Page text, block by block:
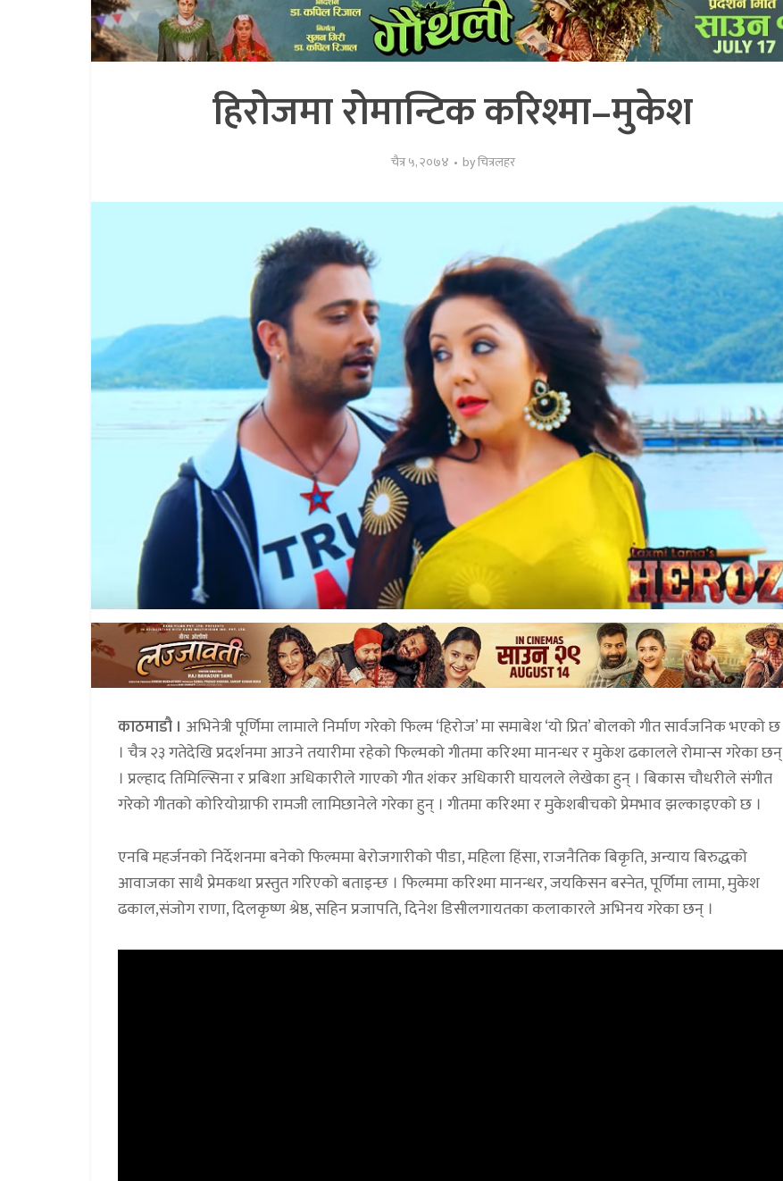
हिरोजमा रोमान्टिक करिश्मा–मुकेश
चैत्र ५, २०७४ byचित्रलहर
काठमाडौ । अभिनेत्री पूर्णिमा लामाले निर्माण गरेको फिल्म ‘हिरोज’ मा समाबेश ‘यो प्रित’ बोलको गीत सार्वजनिक भएको छ
। चैत्र २३ गतेदेखि प्रदर्शनमा आउने तयारीमा रहेको फिल्मको गीतमा करिश्मा मानन्धर र मुकेश ढकालले रोमान्स गरेका छन्
। प्रल्हाद तिमिल्सिना र प्रबिशा अधिकारीले गाएको गीत शंकर अधिकारी घायलले लेखेका हुन् । बिकास चौधरीले संगीत
गरेको गीतको कोरियोग्राफी रामजी लामिछानेले गरेका हुन् । गीतमा करिश्मा र मुकेशबीचको प्रेमभाव झल्काइएको छ ।
एनबि महर्जनको निर्देशनमा बनेको फिल्ममा बेरोजगारीको पीडा, महिला हिंसा, राजनैतिक बिकृति, अन्याय बिरुद्धको
आवाजका साथै प्रेमकथा प्रस्तुत गरिएको बताइन्छ । फिल्ममा करिश्मा मानन्धर, जयकिसन बस्नेत, पूर्णिमा लामा, मुकेश
ढकाल,संजोग राणा, दिलकृष्ण श्रेष्ठ, सहिन प्रजापति, दिनेश डिसीलगायतका कलाकारले अभिनय गरेका छन् ।